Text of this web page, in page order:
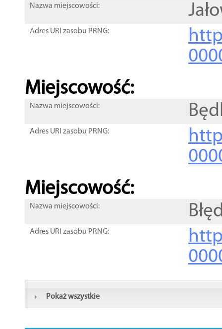
Nazwa miejscowości:
Adres URI zasobu PRNG:
Miejscowość:
Nazwa miejscowości:
Adres URI zasobu PRNG:
Miejscowość:
Nazwa miejscowości:
Adres URI zasobu PRNG:
Pokaż wszystkie